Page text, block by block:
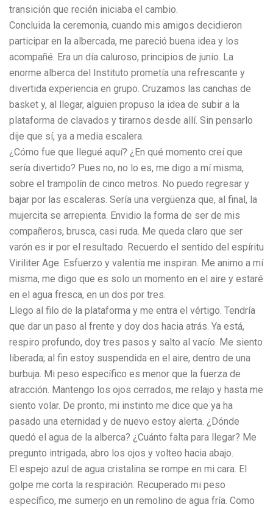
transición que recién iniciaba el cambio.
Concluida la ceremonia, cuando mis amigos decidieron
participar en la albercada, me pareció buena idea y los
acompañé. Era un día caluroso, principios de junio. La
enorme alberca del Instituto prometía una refrescante y
divertida experiencia en grupo. Cruzamos las canchas de
basket y, al llegar, alguien propuso la idea de subir a la
plataforma de clavados y tirarnos desde allí. Sin pensarlo
dije que sí, ya a media escalera.
¿Cómo fue que llegué aquí? ¿En qué momento creí que
sería divertido? Pues no, no lo es, me digo a mí misma,
sobre el trampolín de cinco metros. No puedo regresar y
bajar por las escaleras. Sería una vergüenza que, al final, la
mujercita se arrepienta. Envidio la forma de ser de mis
compañeros, brusca, casi ruda. Me queda claro que ser
varón es ir por el resultado. Recuerdo el sentido del espíritu
Viriliter Age. Esfuerzo y valentía me inspiran. Me animo a mí
misma, me digo que es solo un momento en el aire y estaré
en el agua fresca, en un dos por tres.
Llego al filo de la plataforma y me entra el vértigo. Tendría
que dar un paso al frente y doy dos hacia atrás. Ya está,
respiro profundo, doy tres pasos y salto al vacío. Me siento
liberada; al fin estoy suspendida en el aire, dentro de una
burbuja. Mi peso específico es menor que la fuerza de
atracción. Mantengo los ojos cerrados, me relajo y hasta me
siento volar. De pronto, mi instinto me dice que ya ha
pasado una eternidad y de nuevo estoy alerta. ¿Dónde
quedó el agua de la alberca? ¿Cuánto falta para llegar? Me
pregunto intrigada, abro los ojos y volteo hacia abajo.
El espejo azul de agua cristalina se rompe en mi cara. El
golpe me corta la respiración. Recuperado mi peso
específico, me sumerjo en un remolino de agua fría. Como